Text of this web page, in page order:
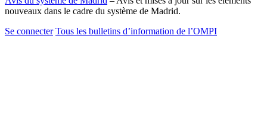
nouveaux dans le cadre du système de Madrid.
Se connecter Tous les bulletins d’information de l’OMPI